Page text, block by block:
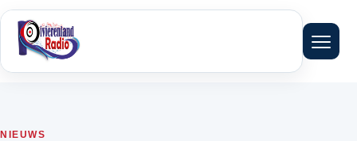
Menu
NIEUWS